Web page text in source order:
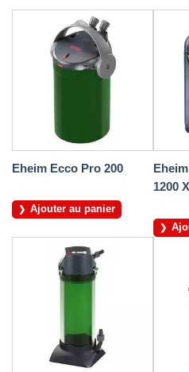
Eheim Ecco Pro 200
Ajouter au panier
1200